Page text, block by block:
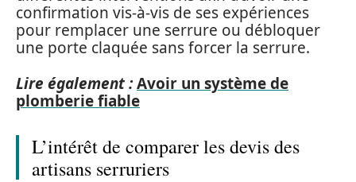
confirmation vis-à-vis de ses expériences
pour remplacer une serrure ou débloquer
une porte claquée sans forcer la serrure.
Lire également :Avoir un système de
plomberie fiable
L’intérêt de comparer les devis des
artisans serruriers